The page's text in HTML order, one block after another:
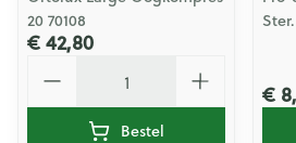
20 70108
€ 42,80
Bestel
€